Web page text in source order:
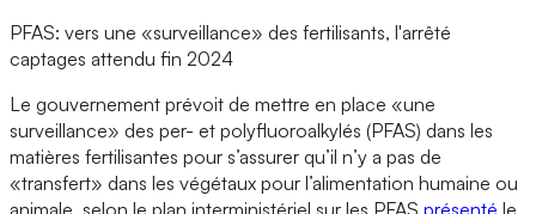
PFAS: vers une «surveillance» des fertilisants, l'arrêté
captages attendu fin 2024
Le gouvernement prévoit de mettre en place «une
surveillance» des per- et polyfluoroalkylés (PFAS) dans les
matières fertilisantes pour s’assurer qu’il n’y a pas de
«transfert» dans les végétaux pour l’alimentation humaine ou
animale, selon le plan interministériel sur les PFAS présenté le